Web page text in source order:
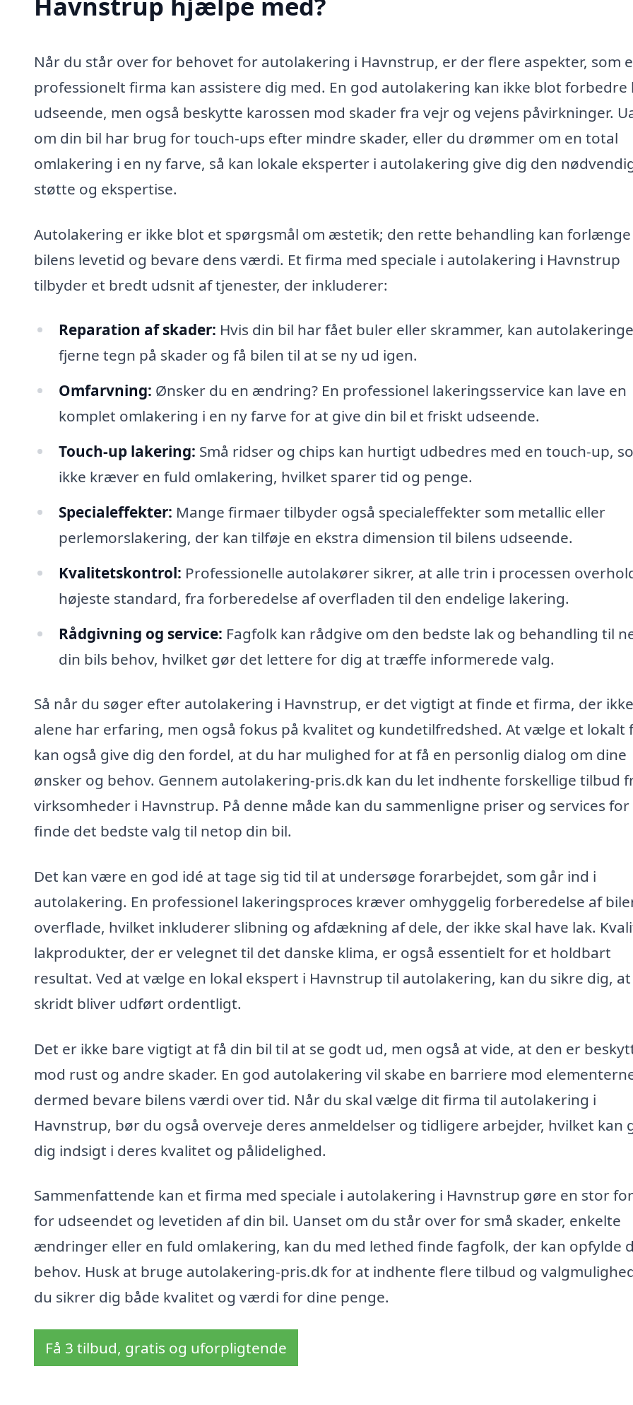
Når du står over for behovet for autolakering i Havnstrup, er der flere aspekter, som
professionelt firma kan assistere dig med. En god autolakering kan ikke blot forbedre
udseende, men også beskytte karossen mod skader fra vejr og vejens påvirkninger.
om din bil har brug for touch-ups efter mindre skader, eller du drømmer om en total
omlakering i en ny farve, så kan lokale eksperter i autolakering give dig den
støtte og ekspertise.
Autolakering er ikke blot et spørgsmål om æstetik; den rette behandling kan forlænge
bilens levetid og bevare dens værdi. Et firma med speciale i autolakering i Havnstrup
tilbyder et bredt udsnit af tjenester, der inkluderer:
Reparation af skader: Hvis din bil har fået buler eller skrammer, kan
fjerne tegn på skader og få bilen til at se ny ud igen.
Omfarvning: Ønsker du en ændring? En professionel lakeringsservice kan lave en
komplet omlakering i en ny farve for at give din bil et friskt udseende.
Touch-up lakering: Små ridser og chips kan hurtigt udbedres med en touch-up,
ikke kræver en fuld omlakering, hvilket sparer tid og penge.
Specialeffekter: Mange firmaer tilbyder også specialeffekter som metallic eller
perlemorslakering, der kan tilføje en ekstra dimension til bilens udseende.
Kvalitetskontrol: Professionelle autolakører sikrer, at alle trin i processen
højeste standard, fra forberedelse af overfladen til den endelige lakering.
Rådgivning og service: Fagfolk kan rådgive om den bedste lak og behandling til
din bils behov, hvilket gør det lettere for dig at træffe informerede valg.
Så når du søger efter autolakering i Havnstrup, er det vigtigt at finde et firma, der ikke
alene har erfaring, men også fokus på kvalitet og kundetilfredshed. At vælge et lokalt
kan også give dig den fordel, at du har mulighed for at få en personlig dialog om dine
ønsker og behov. Gennem autolakering-pris.dk kan du let indhente forskellige tilbud
virksomheder i Havnstrup. På denne måde kan du sammenligne priser og services for
finde det bedste valg til netop din bil.
Det kan være en god idé at tage sig tid til at undersøge forarbejdet, som går ind i
autolakering. En professionel lakeringsproces kræver omhyggelig forberedelse af
overflade, hvilket inkluderer slibning og afdækning af dele, der ikke skal have lak.
lakprodukter, der er velegnet til det danske klima, er også essentielt for et holdbart
resultat. Ved at vælge en lokal ekspert i Havnstrup til autolakering, kan du sikre dig, at
skridt bliver udført ordentligt.
Det er ikke bare vigtigt at få din bil til at se godt ud, men også at vide, at den er
mod rust og andre skader. En god autolakering vil skabe en barriere mod
dermed bevare bilens værdi over tid. Når du skal vælge dit firma til autolakering i
Havnstrup, bør du også overveje deres anmeldelser og tidligere arbejder, hvilket kan
dig indsigt i deres kvalitet og pålidelighed.
Sammenfattende kan et firma med speciale i autolakering i Havnstrup gøre en stor
for udseendet og levetiden af din bil. Uanset om du står over for små skader, enkelte
ændringer eller en fuld omlakering, kan du med lethed finde fagfolk, der kan opfylde
behov. Husk at bruge autolakering-pris.dk for at indhente flere tilbud og
du sikrer dig både kvalitet og værdi for dine penge.
Få 3 tilbud, gratis og uforpligtende